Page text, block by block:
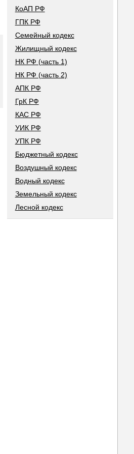
КоАП РФ
ГПК РФ
Семейный кодекс
Жилищный кодекс
НК РФ (часть 1)
НК РФ (часть 2)
АПК РФ
ГрК РФ
КАС РФ
УИК РФ
УПК РФ
Бюджетный кодекс
Воздушный кодекс
Водный кодекс
Земельный кодекс
Лесной кодекс